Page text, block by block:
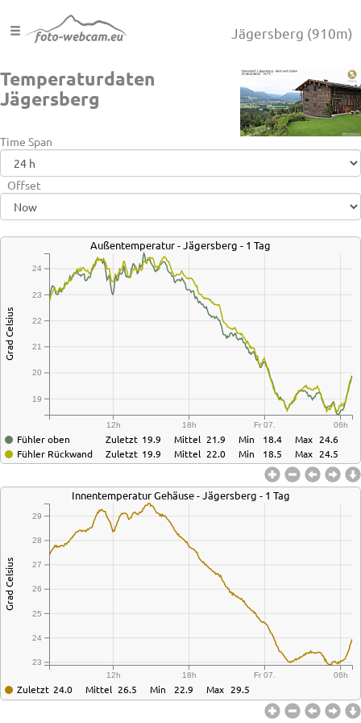
Jägersberg (910m)
Temperaturdaten
Jägersberg
Time Span
Offset
Außentemperatur - Jägersberg - 1 Tag
12h 18h Fr 07. 06h
19
20
21
22
23
24
Grad Celsius
Fühler oben
Fühler Rückwand
Zuletzt
Zuletzt
19.9
19.9
Mittel
Mittel
21.9
22.0
Min
Min
18.4
18.5
Max
Max
24.6
24.5
Innentemperatur Gehäuse - Jägersberg - 1 Tag
12h 18h Fr 07. 06h
23
24
25
26
27
28
29
Grad Celsius
Zuletzt 24.0 Mittel 26.5 Min 22.9 Max 29.5